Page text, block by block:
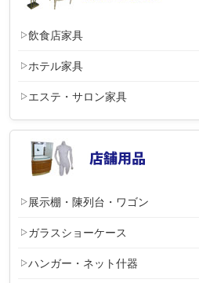
飲食店家具
ホテル家具
エステ・サロン家具
展示棚・陳列台・ワゴン
ガラスショーケース
ハンガー・ネット什器